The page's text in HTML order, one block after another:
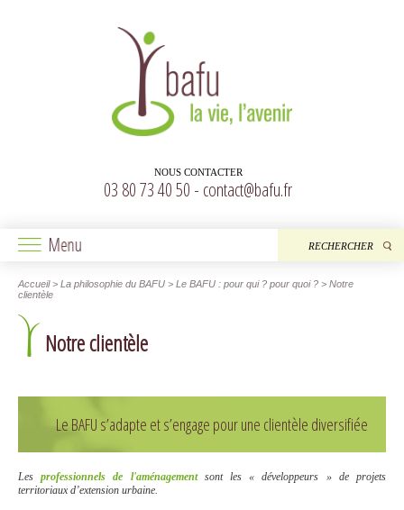
NOUS CONTACTER
03 80 73 40 50 - contact@bafu.fr
Accueil> La philosophie du BAFU > Le BAFU : pour qui ? pour quoi ? > Notre
clientèle
Notre clientèle
Le BAFU s’adapte et s’engage pour une clientèle diversifiée
Lesprofessionnels de l'aménagement sont les « développeurs » de projets
territoriaux d’extension urbaine.